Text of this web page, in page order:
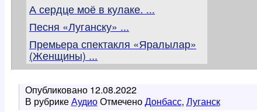
А сердце моё в кулаке. ...
Песня «Луганску» ...
Премьера спектакля «Яралылар»
(Женщины) ...
Опубликовано 12.08.2022
В рубрикеАудиоОтмеченоДонбасс, Луганск